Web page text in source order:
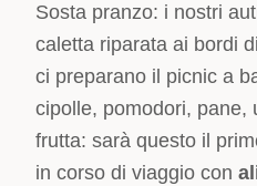
Sosta pranzo: i nostri
caletta riparata ai bordi
ci preparano il picnic a
cipolle, pomodori, pane,
frutta: sarà questo il
in corso di viaggio con